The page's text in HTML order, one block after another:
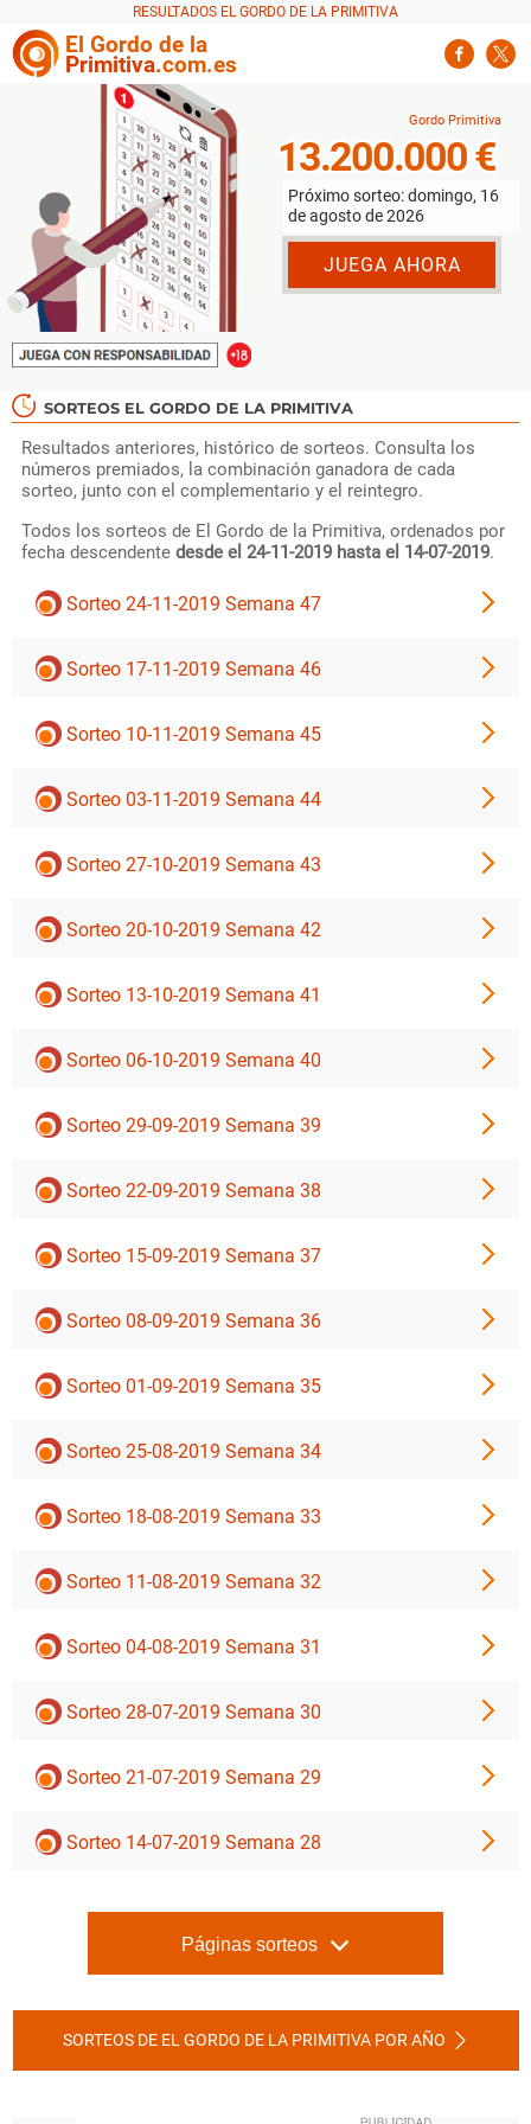
El Gordo de la
Primitiva.com.es
SORTEOS EL GORDO DE LA PRIMITIVA
Resultados anteriores, histórico de sorteos. Consulta los
números premiados, la combinación ganadora de cada
sorteo, junto con el complementario y el reintegro.
Todos los sorteos de El Gordo de la Primitiva, ordenados por
fecha descendente desde el 24-11-2019 hasta el 14-07-2019.
Sorteo 24-11-2019 Semana 47
Sorteo 17-11-2019 Semana 46
Sorteo 10-11-2019 Semana 45
Sorteo 03-11-2019 Semana 44
Sorteo 27-10-2019 Semana 43
Sorteo 20-10-2019 Semana 42
Sorteo 13-10-2019 Semana 41
Sorteo 06-10-2019 Semana 40
Sorteo 29-09-2019 Semana 39
Sorteo 22-09-2019 Semana 38
Sorteo 15-09-2019 Semana 37
Sorteo 08-09-2019 Semana 36
Sorteo 01-09-2019 Semana 35
Sorteo 25-08-2019 Semana 34
Sorteo 18-08-2019 Semana 33
Sorteo 11-08-2019 Semana 32
Sorteo 04-08-2019 Semana 31
Sorteo 28-07-2019 Semana 30
Sorteo 21-07-2019 Semana 29
Sorteo 14-07-2019 Semana 28
Páginas sorteos
SORTEOS DE EL GORDO DE LA PRIMITIVA POR AÑO
13.200.000 €
Próximo sorteo: domingo, 16
de agosto de 2026
JUEGA AHORA